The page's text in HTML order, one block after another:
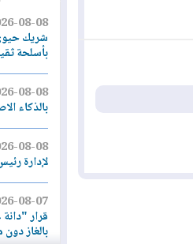
2026-08-08
شريك حيوي
بأسلحة ثقيلة
2026-08-08
بالذكاء
2026-08-08
لإدارة رئيس
2026-08-07
قرار "دانة
بالغاز دون